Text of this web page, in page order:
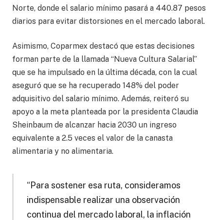
Norte, donde el salario mínimo pasará a 440.87 pesos
diarios para evitar distorsiones en el mercado laboral.
Asimismo, Coparmex destacó que estas decisiones
forman parte de la llamada “Nueva Cultura Salarial”
que se ha impulsado en la última década, con la cual
aseguró que se ha recuperado 148% del poder
adquisitivo del salario mínimo. Además, reiteró su
apoyo a la meta planteada por la presidenta Claudia
Sheinbaum de alcanzar hacia 2030 un ingreso
equivalente a 2.5 veces el valor de la canasta
alimentaria y no alimentaria.
“Para sostener esa ruta, consideramos
indispensable realizar una observación
continua del mercado laboral, la inflación